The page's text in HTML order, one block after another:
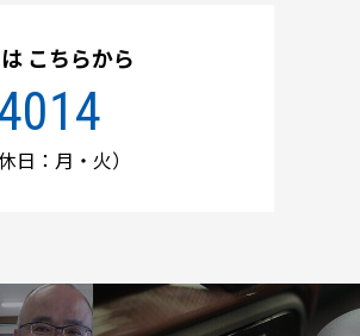
こちらから
日：月・火）